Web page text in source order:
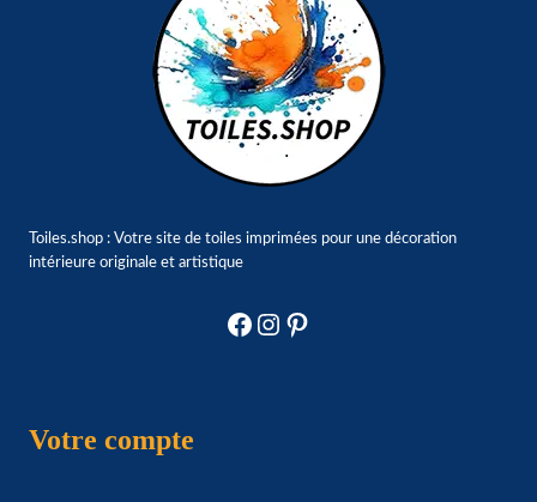
Toiles.shop : Votre site de toiles imprimées pour une décoration
intérieure originale et artistique
Facebook
Instagram
Pinterest
Votre compte